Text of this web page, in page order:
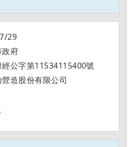
29
府
經公字第11534115400號
造股份有限公司